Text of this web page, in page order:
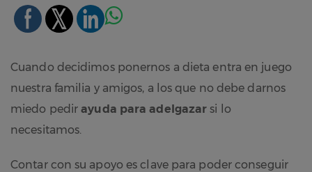
Cuando decidimos ponernos a dieta entra en juego
nuestra familia y amigos, a los que no debe darnos
miedo pedirayuda para adelgazarsi lo
necesitamos.
Contar con su apoyo es clave para poder conseguir